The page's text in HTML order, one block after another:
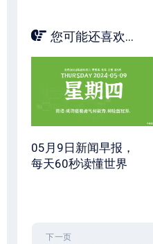
您可能还喜欢...
05月9日新闻早报，
每天60秒读懂世界
下一页